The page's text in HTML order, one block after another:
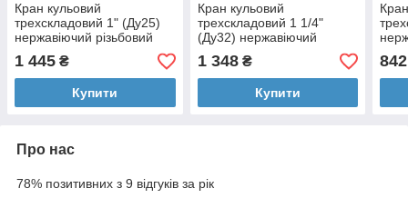
Кран кульовий
трехскладовий 1" (Ду25)
нержавіючий різьбовий
Ру63, кран розбірний із
нержавіючої сталі AISI304
1 445 ₴
Купити
Кран кульовий
трехскладовий 1 1/4"
(Ду32) нержавіючий
приварний Ру63, кран
розбірний із нержавіючої
сталі AISI304
1 348₴
Купити
842
Про нас
78% позитивних з 9 відгуків за рік